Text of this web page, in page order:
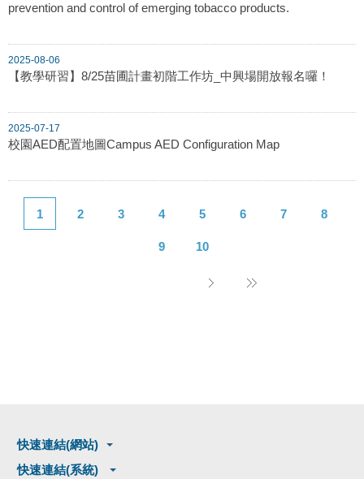
prevention and control of emerging tobacco products.
2025-08-06
【教學研習】8/25苗圃計畫初階工作坊_中興場開放報名囉！
2025-07-17
校園AED配置地圖Campus AED Configuration Map
1 2 3 4 5 6 7 8
9 10
快速連結(網站)
快速連結(系統)